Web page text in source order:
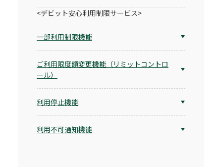
<デビット安心利用制限サービス>
一部利用制限機能
ご利用限度額変更機能（リミットコントロ
ール）
利用停止機能
利用不可通知機能